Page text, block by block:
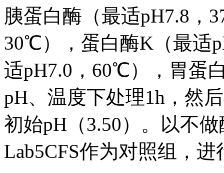
胰蛋白酶（最适pH7.8，
30℃），蛋白酶K（最适
适pH7.0，60℃），胃蛋
pH、温度下处理1h，然
初始pH（3.50）。以不
Lab5CFS作为对照组，